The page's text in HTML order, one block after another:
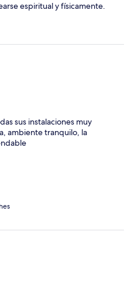
espiritual y físicamente.
sus instalaciones muy
ambiente tranquilo, la